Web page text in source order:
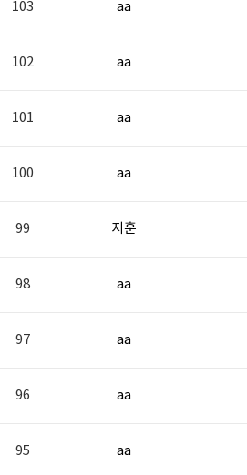
103 aa
102 aa
101 aa
100 aa
99 지훈
98 aa
97 aa
96 aa
95 aa